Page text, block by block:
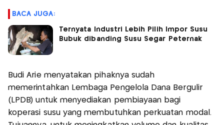
BACA JUGA:
Ternyata Industri Lebih Pilih Impor Susu
Bubuk dibanding Susu Segar Peternak
Budi Arie menyatakan pihaknya sudah
memerintahkan Lembaga Pengelola Dana Bergulir
(LPDB) untuk menyediakan pembiayaan bagi
koperasi susu yang membutuhkan perkuatan modal.